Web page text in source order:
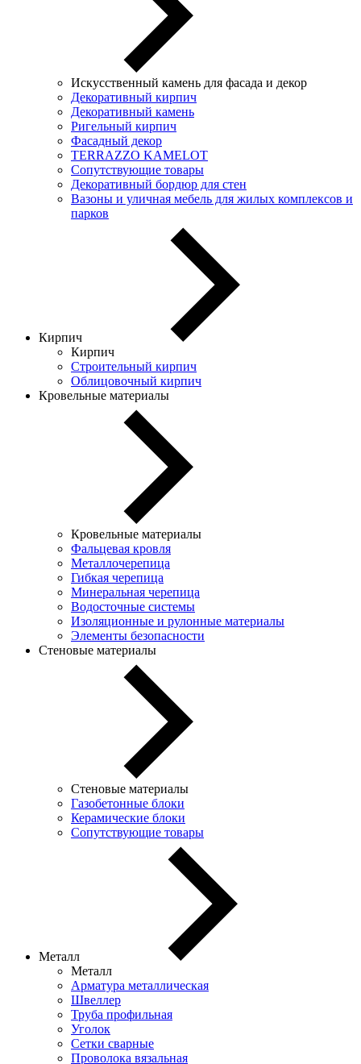
Искусственный камень для фасада и декор
Декоративный кирпич
Декоративный камень
Ригельный кирпич
Фасадный декор
TERRAZZO KAMELOT
Сопутствующие товары
Декоративный бордюр для стен
Вазоны и уличная мебель для жилых комплексов и
парков
Кирпич
Кирпич
Строительный кирпич
Облицовочный кирпич
Кровельные материалы
Кровельные материалы
Фальцевая кровля
Металлочерепица
Гибкая черепица
Минеральная черепица
Водосточные системы
Изоляционные и рулонные материалы
Элементы безопасности
Стеновые материалы
Стеновые материалы
Газобетонные блоки
Керамические блоки
Сопутствующие товары
Металл
Металл
Арматура металлическая
Швеллер
Труба профильная
Уголок
Сетки сварные
Проволока вязальная